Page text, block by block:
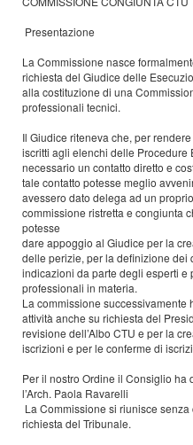
Presentazione
La Commissione nasce
richiesta del Giudice delle
alla costituzione di una
professionali tecnici.
Il Giudice riteneva che, per
iscritti agli elenchi delle Procedure
necessario un contatto diretto e
tale contatto potesse meglio
avessero dato delega ad un
commissione ristretta e congiunta
potesse
dare appoggio al Giudice per la
delle perizie, per la definizione dei
indicazioni da parte degli esperti e
professionali in materia.
La commissione successivamente
attività anche su richiesta del
revisione dell’Albo CTU e per la
iscrizioni e per le conferme di
Per il nostro Ordine il Consiglio ha
l’Arch. Paola Ravarelli
La Commissione si riunisce
richiesta del Tribunale.